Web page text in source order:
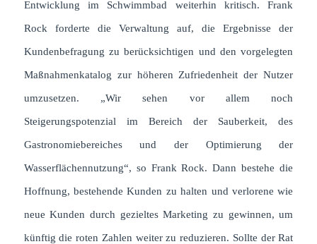
Entwicklung im Schwimmbad weiterhin kritisch. Frank
Rock forderte die Verwaltung auf, die Ergebnisse der
Kundenbefragung zu berücksichtigen und den vorgelegten
Maßnahmenkatalog zur höheren Zufriedenheit der Nutzer
umzusetzen. „Wir sehen vor allem noch
Steigerungspotenzial im Bereich der Sauberkeit, des
Gastronomiebereiches und der Optimierung der
Wasserflächennutzung“, so Frank Rock. Dann bestehe die
Hoffnung, bestehende Kunden zu halten und verlorene wie
neue Kunden durch gezieltes Marketing zu gewinnen, um
künftig die roten Zahlen weiter zu reduzieren. Sollte der Rat